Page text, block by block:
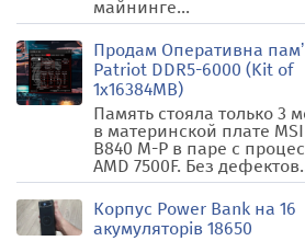
майнинге...
Продам Оперативна
Patriot DDR5-6000 (Kit of
1x16384MB)
Память стояла только 3
в материнской плате MSI
B840 M-P в паре с
AMD 7500F. Без
Корпус Power Bank на 16
акумуляторів 18650